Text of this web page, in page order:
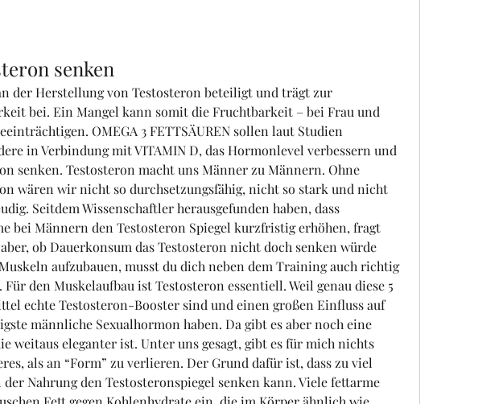
senken
der Herstellung von Testosteron beteiligt und trägt zur
bei. Ein Mangel kann somit die Fruchtbarkeit – bei Frau und
OMEGA 3 FETTSÄUREN sollen laut Studien
in Verbindung mit VITAMIN D, das Hormonlevel verbessern und
senken. Testosteron macht uns Männer zu Männern. Ohne
wären wir nicht so durchsetzungsfähig, nicht so stark und nicht
Seitdem Wissenschaftler herausgefunden haben, dass
bei Männern den Testosteron Spiegel kurzfristig erhöhen, fragt
ob Dauerkonsum das Testosteron nicht doch senken würde
aufzubauen, musst du dich neben dem Training auch richtig
den Muskelaufbau ist Testosteron essentiell. Weil genau diese 5
echte Testosteron-Booster sind und einen großen Einfluss auf
männliche Sexualhormon haben. Da gibt es aber noch eine
weitaus eleganter ist. Unter uns gesagt, gibt es für mich nichts
als an “Form” zu verlieren. Der Grund dafür ist, dass zu viel
Nahrung den Testosteronspiegel senken kann. Viele fettarme